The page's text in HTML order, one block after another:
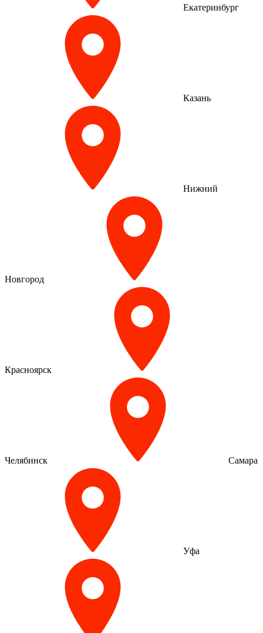
Екатеринбург
Казань
Нижний
Новгород
Красноярск
Челябинск Самара
Уфа